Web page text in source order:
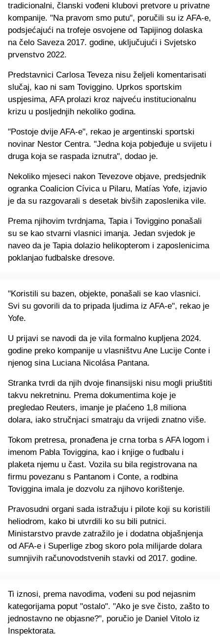
tradicionalni, članski vođeni klubovi pretvore u privatne
kompanije. "Na pravom smo putu", poručili su iz AFA-e,
podsjećajući na trofeje osvojene od Tapijinog dolaska
na čelo Saveza 2017. godine, uključujući i Svjetsko
prvenstvo 2022.
Predstavnici Carlosa Teveza nisu željeli komentarisati
slučaj, kao ni sam Toviggino. Uprkos sportskim
uspjesima, AFA prolazi kroz najveću institucionalnu
krizu u posljednjih nekoliko godina.
"Postoje dvije AFA-e", rekao je argentinski sportski
novinar Nestor Centra. "Jedna koja pobjeđuje u svijetu i
druga koja se raspada iznutra", dodao je.
Nekoliko mjeseci nakon Tevezove objave, predsjednik
ogranka Coalicion Cívica u Pilaru, Matías Yofe, izjavio
je da su razgovarali s desetak bivših zaposlenika vile.
Prema njihovim tvrdnjama, Tapia i Toviggino ponašali
su se kao stvarni vlasnici imanja. Jedan svjedok je
naveo da je Tapia dolazio helikopterom i zaposlenicima
poklanjao fudbalske dresove.
"Koristili su bazen, objekte, ponašali se kao vlasnici.
Svi su govorili da to pripada ljudima iz AFA-e", rekao je
Yofe.
U prijavi se navodi da je vila formalno kupljena 2024.
godine preko kompanije u vlasništvu Ane Lucije Conte i
njenog sina Luciana Nicolása Pantana.
Stranka tvrdi da njih dvoje finansijski nisu mogli priuštiti
takvu nekretninu. Prema dokumentima koje je
pregledao Reuters, imanje je plaćeno 1,8 miliona
dolara, iako stručnjaci smatraju da vrijedi znatno više.
Tokom pretresa, pronađena je crna torba s AFA logom i
imenom Pabla Toviggina, kao i knjige o fudbalu i
plaketa njemu u čast. Vozila su bila registrovana na
firmu povezanu s Pantanom i Conte, a rodbina
Toviggina imala je dozvolu za njihovo korištenje.
Pravosudni organi sada istražuju i pilote koji su koristili
heliodrom, kako bi utvrdili ko su bili putnici.
Ministarstvo pravde zatražilo je i dodatna objašnjenja
od AFA-e i Superlige zbog skoro pola milijarde dolara
sumnjivih računovodstvenih stavki od 2017. godine.
Ti iznosi, prema navodima, vođeni su pod nejasnim
kategorijama poput "ostalo". "Ako je sve čisto, zašto to
jednostavno ne objasne?", poručio je Daniel Vitolo iz
Inspektorata.